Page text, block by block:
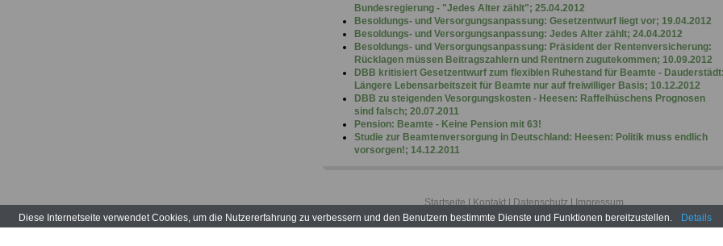
Bundesregierung - "Jedes Alter zählt"; 25.04.2012
Besoldungs- und Versorgungsanpassung: Gesetzentwurf liegt vor; 19.04.2012
Besoldungs- und Versorgungsanpassung: Jedes Alter zählt; 24.04.2012
Besoldungs- und Versorgungsanpassung: Präsident der Rentenversicherung:
Rücklagen müssen Beitragszahlern und Rentnern zugutekommen; 10.09.2012
DBB kritisiert Gesetzentwurf zum flexiblen Ruhestand für Beamte -
Längere Lebensarbeitszeit für Beamte nur auf freiwilliger Basis; 10.12.2012
DBB zu steigenden Vesorgungskosten - Heesen: Raffelhüschens Prognosen
sind falsch; 20.07.2011
Pension: Beamte - Keine Pension mit 63!
Studie zur Beamtenversorgung in Deutschland: Heesen: Politik muss endlich
vorsorgen!; 14.12.2011
Startseite | Kontakt | Datenschutz | Impressum
www.beamtenversorgung-in-bund-und-laendern.de © 2026
Diese Internetseite verwendet Cookies, um die Nutzererfahrung zu verbessern und den Benutzern bestimmte Dienste und Funktionen bereitzustellen. Details